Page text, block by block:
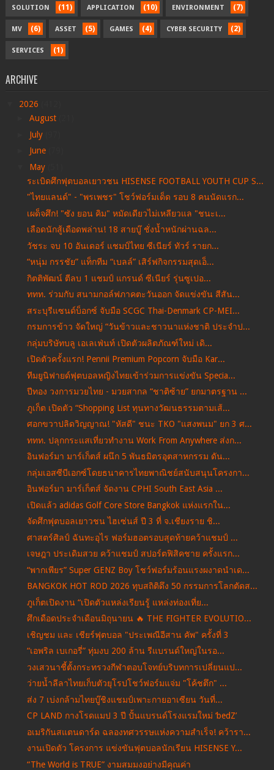
SOLUTION (11) APPLICATION (10) ENVIRONMENT (7)
MV (6) ASSET (5) GAMES (4) CYBER SECURITY (2)
SERVICES (1)
ARCHIVE
2026
August
July
June
May
ระเบิดศึกฟุตบอลเยาวชน HISENSE FOOTBALL YOUTH CUP S...
"ไทยแลนด์" - "พรเพชร" โชว์ฟอร์มเด็ด รอบ 8 คนนัดแรก...
เผด็จศึก! "ซัง ยอน คิม" หมัดเดียวไม่เหลียวแล "ชนะเ...
เลือดนักสู้เดือดพล่าน! 18 สายบู๊ ชั่งน้ำหนักผ่านฉล...
วัชระ จบ 10 อันเดอร์ แชมป์ไทย ซีเนียร์ ทัวร์ รายก...
“หนุ่ม กรรชัย” แท็กทีม “เบลล์” เสิร์ฟกิจกรรมสุดเอ็...
กิตติพัฒน์ ตีลบ 1 แชมป์ แกรนด์ ซีเนียร์ รุ่นซูเปอ...
ททท. ร่วมกับ สนามกอล์ฟภาคตะวันออก จัดแข่งขัน สีสัน...
สระบุรีแซนด์บ็อกซ์ จับมือ SCGC Thai-Denmark CP-MEI...
กรมการข้าว จัดใหญ่ “วันข้าวและชาวนาแห่งชาติ ประจำป...
กลุ่มบริษัทบลู เอเลเฟ่นท์ เปิดตัวผลิตภัณฑ์ใหม่ เดิ...
เปิดตัวครั้งแรก! Pennii Premium Popcorn จับมือ Kar...
ทีมยูนิฟายด์ฟุตบอลหญิงไทยเข้าร่วมการแข่งขัน Specia...
ปีทอง วงการมวยไทย - มวยสากล “ชาติซ้าย” ยกมาตรฐาน ...
ภูเก็ต เปิดตัว “Shopping List ทุนทางวัฒนธรรมตามเส้...
ศอกขวาปลิดวิญญาณ! "หัสดี" ชนะ TKO "แสงพนม" ยก 3 ศ...
ททท. ปลุกกระแสเที่ยวทำงาน Work From Anywhere ส่งก...
อินฟอร์มา มาร์เก็ตส์ ผนึก 5 พันธมิตรอุตสาหกรรม ดัน...
กลุ่มเอสซีบีเอกซ์โดยธนาคารไทยพาณิชย์สนับสนุนโครงกา...
อินฟอร์มา มาร์เก็ตส์ จัดงาน CPHI South East Asia ...
เปิดแล้ว adidas Golf Core Store Bangkok แห่งแรกใน...
จัดศึกฟุตบอลเยาวชน ไฮเซ่นส์ ปี 3 ที่ จ.เชียงราย ชิ...
ศาสตร์ศิลป์ ฉันทะอุไร ฟอร์มฮอตรอบสุดท้ายคว้าแชมป์ ...
เจษฎา ประเดิมสวย คว้าแชมป์ สปอร์ตฟิสิคชาย ครั้งแรก...
“พากเพียร” Super GENZ Boy โชว์ฟอร์มร้อนแรงผงาดนำเด...
BANGKOK HOT ROD 2026 ทุบสถิติดึง 50 กรรมการโลกตัดส...
ภูเก็ตเปิดงาน “เปิดตัวแหล่งเรียนรู้ แหล่งท่องเที่ย...
ศึกเดือดประจำเดือนมิถุนายน 🔥 THE FIGHTER EVOLUTIO...
เชิญชม และ เชียร์ฟุตบอล "ประเพณีอีสาน คัพ" ครั้งที่ 3
“เอพริล เบเกอรี่” ทุ่มงบ 200 ล้าน รีแบรนด์ใหญ่ในรอ...
วงเสวนาชี้ตั้งกระทรวงกีฬาตอบโจทย์บริบทการเปลี่ยนแป...
ว่ายน้ำลีลาไทยเก็บตัวยุโรปโชว์ฟอร์มแจ่ม "โค้ชตึก" ...
ส่ง 7 เบ่งกล้ามไทยบู๊ชิงแชมป์เพาะกายอาเซียน วันที่...
CP LAND กางโรดแมป 3 ปี ปั้นแบรนด์โรงแรมใหม่ ‘bedZ’
อเมริกันสแตนดาร์ด ฉลองทศวรรษแห่งความสำเร็จ! คว้ารา...
งานเปิดตัว โครงการ แข่งขันฟุตบอลนักเรียน HISENSE Y...
“The World is TRUE” งามสมมงอย่างมีคุณค่า